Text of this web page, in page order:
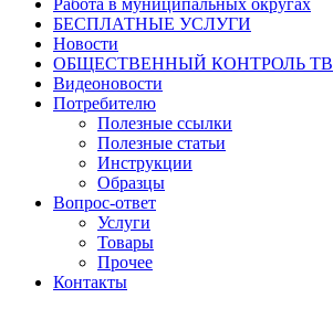
Работа в муниципальных округах
БЕСПЛАТНЫЕ УСЛУГИ
Новости
ОБЩЕСТВЕННЫЙ КОНТРОЛЬ ТВ
Видеоновости
Потребителю
Полезные ссылки
Полезные статьи
Инструкции
Образцы
Вопрос-ответ
Услуги
Товары
Прочее
Контакты